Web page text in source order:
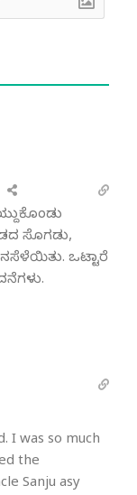
ಸೊಗಡು,
ಒಟ್ಟಾರೆ
I was so much
the
Sanju asy